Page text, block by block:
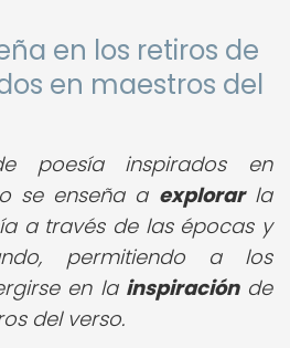
en los retiros de
en maestros del
poesía inspirados en
se enseña a explorarla
a través de las épocas y
permitiendo a los
en la inspiraciónde
del verso.